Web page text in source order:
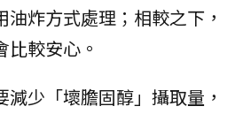
炸方式處理；相較之下，
較安心。
少「壞膽固醇」攝取量，